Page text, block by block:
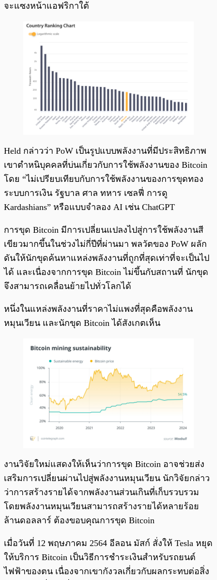
จะแซงหน้าแอฟริกาใต้
Held กล่าวว่า PoW เป็นรูปแบบพลังงานที่มีประสิทธิภาพ
เขาตำหนิบุคคลที่บ่นเกี่ยวกับการใช้พลังงานของ Bitcoin
โดย “ไม่เปรียบเทียบกับการใช้พลังงานของการขุดทอง
ระบบการเงิน รัฐบาล ศาล ทหาร เซลฟี่ การดู
Kardashians” หรือแบบจำลอง AI เช่น ChatGPT
การขุด Bitcoin มีการเปลี่ยนแปลงไปสู่การใช้พลังงานสี
เขียวมากขึ้นในช่วงไม่กี่ปีที่ผ่านมา พลวัตของ PoW ผลัก
ดันให้นักขุดค้นหาแหล่งพลังงานที่ถูกที่สุดเท่าที่จะเป็นไป
ได้ และเนื่องจากการขุด Bitcoin ไม่ขึ้นกับสถานที่ นักขุด
จึงสามารถเคลื่อนย้ายไปทั่วโลกได้
หนึ่งในแหล่งพลังงานที่ราคาไม่แพงที่สุดคือพลังงาน
หมุนเวียน และนักขุด Bitcoin ได้สังเกตเห็น
งานวิจัยใหม่แสดงให้เห็นว่าการขุด Bitcoin อาจช่วยส่ง
เสริมการเปลี่ยนผ่านไปสู่พลังงานหมุนเวียน นักวิจัยกล่าว
ว่าการสร้างรายได้จากพลังงานส่วนเกินที่เก็บรวบรวม
โดยพลังงานหมุนเวียนสามารถสร้างรายได้หลายร้อย
ล้านดอลลาร์ ต้องขอบคุณการขุด Bitcoin
เมื่อวันที่ 12 พฤษภาคม 2564 อีลอน มัสก์ สั่งให้ Tesla หยุด
ให้บริการ Bitcoin เป็นวิธีการชำระเงินสำหรับรถยนต์
ไฟฟ้าของตน เนื่องจากเขากังวลเกี่ยวกับผลกระทบต่อสิ่ง